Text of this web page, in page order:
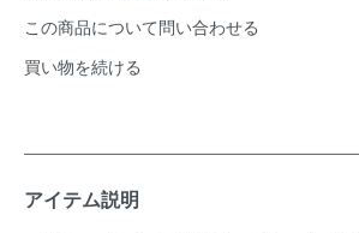
この商品について問い合わせる
買い物を続ける
アイテム説明